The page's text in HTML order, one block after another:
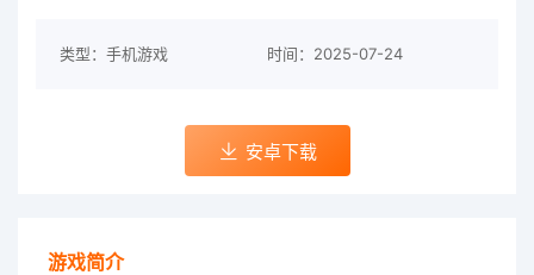
类型：手机游戏 时间：2025-07-24
安卓下载
游戏简介